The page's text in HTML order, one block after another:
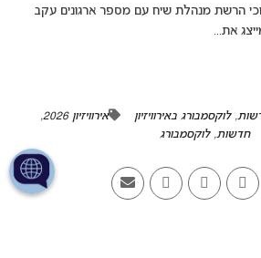
הרשת מנהלת שיח עם מספר ארגונים עקב
את...
,לוקסמבורג באירוויזיון אירוויזיון 2026
,
חדשות,לוקסמבורג